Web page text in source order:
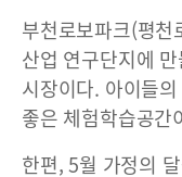
부천로보파크(평
산업 연구단지에
시장이다. 아이들
좋은 체험학습공간
한편, 5월 가정의